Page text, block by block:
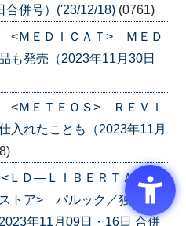
合併号）('23/12/18) (0761)
<ＭＥＤＩＣＡＴ> ＭＥＤ
も発売（2023年11月30日
<ＭＥＴＥＯＳ> ＲＥＶＩ
入れたことも（2023年11月
<ＬＤ―ＬＩＢＥＲＴＡＳ
トア> パルック／独自性
年11月09日・16日 合併